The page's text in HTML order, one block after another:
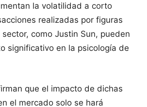
la volatilidad a corto
realizadas por figuras
como Justin Sun, pueden
significativo en la psicología de
que el impacto de dichas
el mercado solo se hará